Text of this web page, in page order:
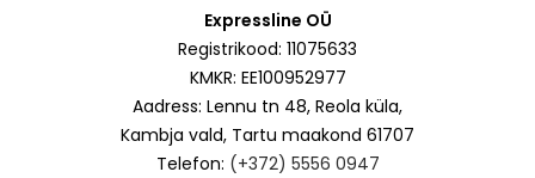
Expressline OÜ
Registrikood: 11075633
KMKR: EE100952977
Aadress: Lennu tn 48, Reola küla,
Kambja vald, Tartu maakond 61707
Telefon: (+372) 5556 0947